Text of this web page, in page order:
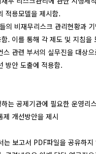
적용모델을 제시함.
의 비재무리스크 관리현황과
. 이를 통해 각 제도 및 지침을
스 관련 부서의 실무진을 대상
방안 도출에 적용함.
는 공제기관에 필요한 운영리
제 개선방안을 제시
보고서 PDF파일을 공유하지